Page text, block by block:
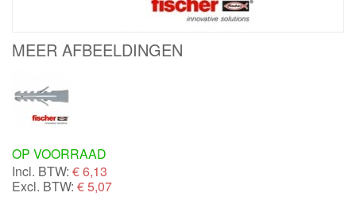
MEER AFBEELDINGEN
OP VOORRAAD
Incl. BTW: €6,13
Excl. BTW: € 5,07